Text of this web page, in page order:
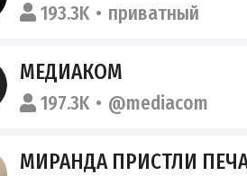
193.3K приватный
МЕДИАКОМ
197.3K @mediacom
МИРАНДА ПРИСТЛИ